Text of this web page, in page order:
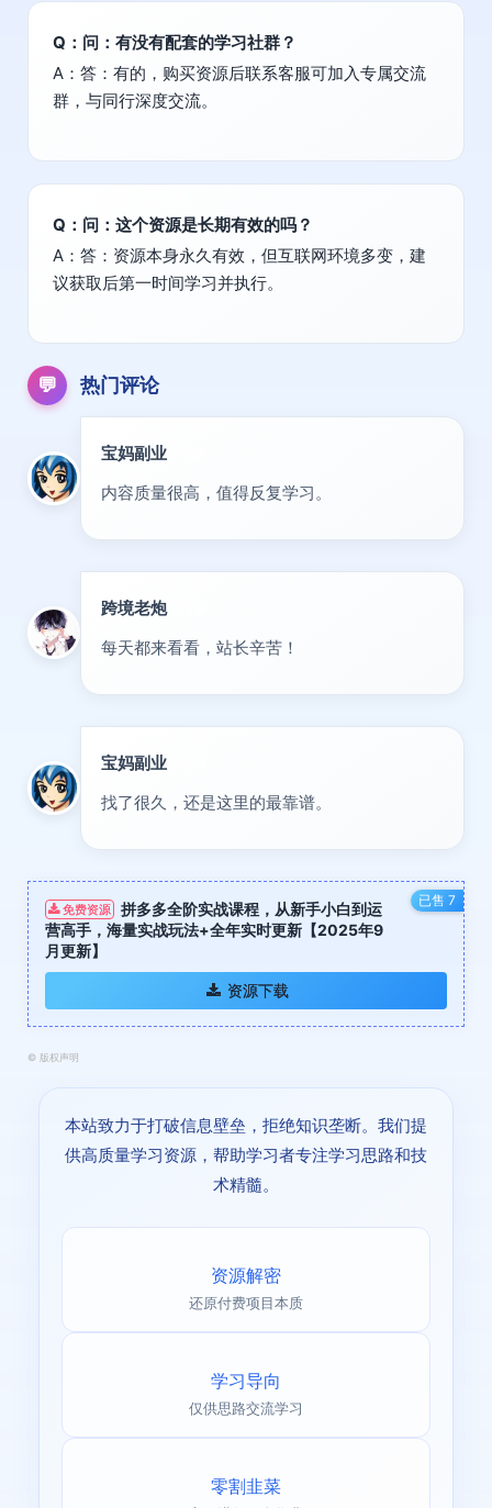
Q：问：有没有配套的学习社群？
A：答：有的，购买资源后联系客服可加入专属交流
群，与同行深度交流。
Q：问：这个资源是长期有效的吗？
A：答：资源本身永久有效，但互联网环境多变，建
议获取后第一时间学习并执行。
💬 热门评论
宝妈副业
内容质量很高，值得反复学习。
跨境老炮
每天都来看看，站长辛苦！
宝妈副业
找了很久，还是这里的最靠谱。
已售 7
免费资源
拼多多全阶实战课程，从新手小白到运
营高手，海量实战玩法+全年实时更新【2025年9
月更新】
资源下载
© 版权声明
本站致力于打破信息壁垒，拒绝知识垄断。我们提
供高质量学习资源，帮助学习者专注学习思路和技
术精髓。
资源解密
还原付费项目本质
学习导向
仅供思路交流学习
零割韭菜